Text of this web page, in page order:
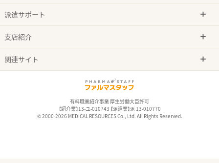
派遣サポート
支店紹介
関連サイト
有料職業紹介事業 厚生労働大臣許可
【紹介業】13-ユ-010743 【派遣業】派 13-010770
© 2000-2026 MEDICAL RESOURCES Co., Ltd. All Rights Reserved.